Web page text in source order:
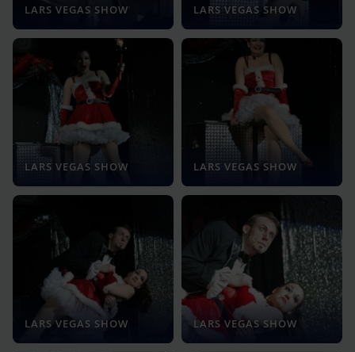
LARS VEGAS SHOW LARS VEGAS SHOW
LARS VEGAS SHOW LARS VEGAS SHOW
LARS VEGAS SHOW LARS VEGAS SHOW